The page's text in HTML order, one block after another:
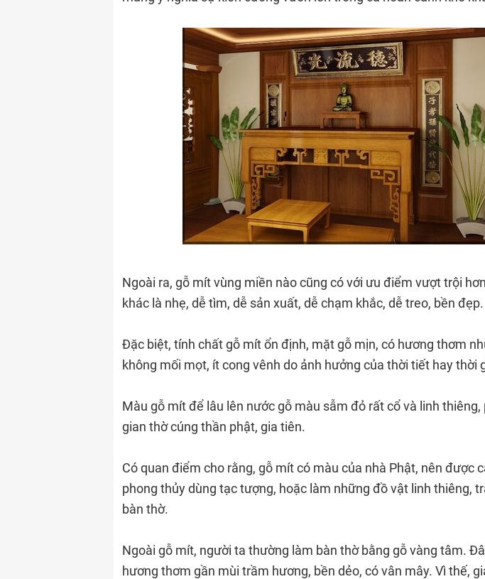
Ngoài ra, gỗ mít vùng miền nào cũng có với ưu điểm vượt trội
khác là nhẹ, dễ tìm, dễ sản xuất, dễ chạm khắc, dễ treo, bền đẹp.
Đặc biệt, tính chất gỗ mít ổn định, mặt gỗ mịn, có hương thơm
không mối mọt, ít cong vênh do ảnh hưởng của thời tiết hay thời
Màu gỗ mít để lâu lên nước gỗ màu sẫm đỏ rất cổ và linh thiêng,
gian thờ cúng thần phật, gia tiên.
Có quan điểm cho rằng, gỗ mít có màu của nhà Phật, nên được
phong thủy dùng tạc tượng, hoặc làm những đồ vật linh thiêng,
bàn thờ.
Ngoài gỗ mít, người ta thường làm bàn thờ bằng gỗ vàng tâm.
hương thơm gần mùi trầm hương, bền dẻo, có vân mây. Vì thế,